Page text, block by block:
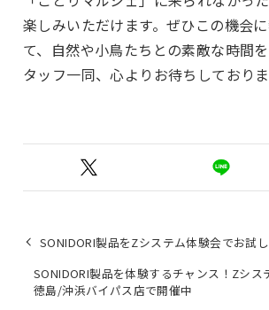
楽しみいただけます。ぜひこの機会
て、自然や小鳥たちとの素敵な時間
タッフ一同、心よりお待ちしておりま
SONIDORI製品をZシステム体験会でお試
SONIDORI製品を体験するチャンス！Zシ
徳島/沖浜バイパス店で開催中